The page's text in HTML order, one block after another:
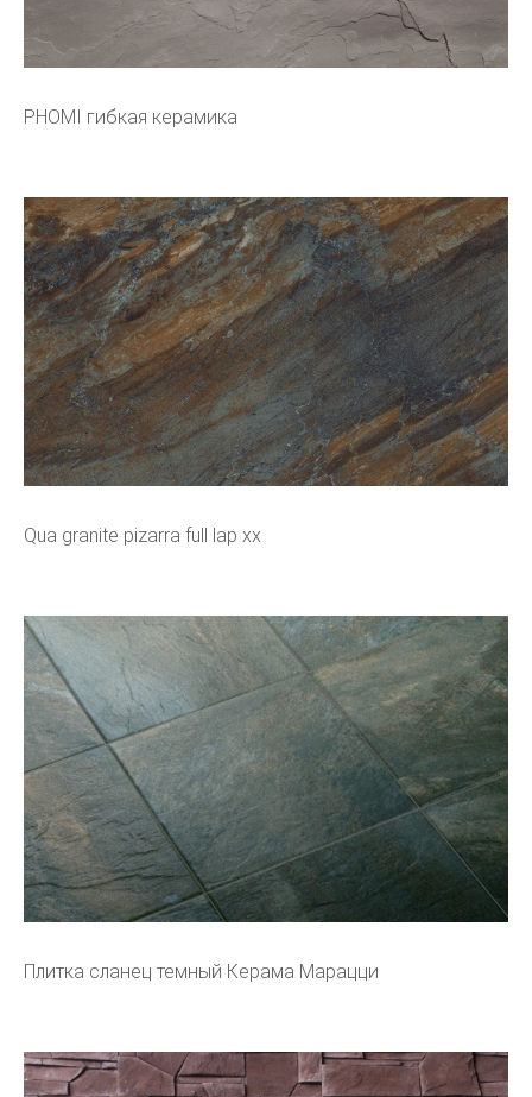
PHOMI гибкая керамика
Qua granite pizarra full lap xx
Плитка сланец темный Керама Марацци